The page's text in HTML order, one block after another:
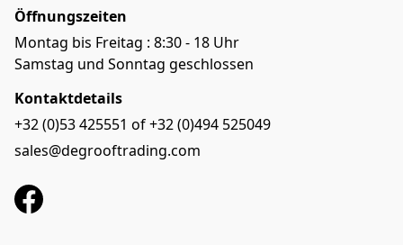
Öffnungszeiten
Montag bis Freitag : 8:30 - 18 Uhr
Samstag und Sonntag geschlossen
Kontaktdetails
+32 (0)53 425551 of +32 (0)494 525049
sales@degrooftrading.com